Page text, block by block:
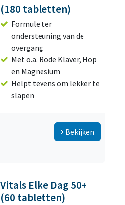
(180 tabletten)
Formule ter
ondersteuning van de
overgang
Met o.a. Rode Klaver, Hop
en Magnesium
Helpt tevens om lekker te
slapen
Bekijken
Vitals Elke Dag 50+
(60 tabletten)